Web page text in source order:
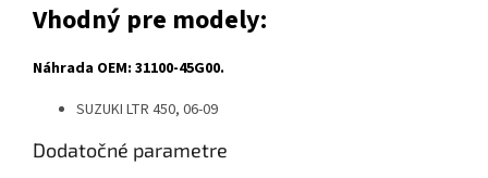
Vhodný pre modely:
Náhrada OEM: 31100-45G00.
SUZUKI LTR 450, 06-09
Dodatočné parametre